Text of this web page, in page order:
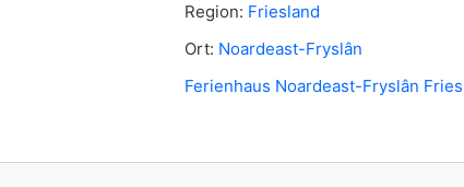
Region: Friesland
Ort: Noardeast-Fryslân
Ferienhaus Noardeast-Fryslân